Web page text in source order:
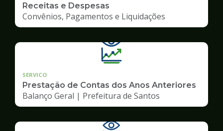
Receitas e Despesas
Convênios, Pagamentos e Liquidações
SERVICO
Prestação de Contas dos Anos Anteriores
Balanço Geral | Prefeitura de Santos